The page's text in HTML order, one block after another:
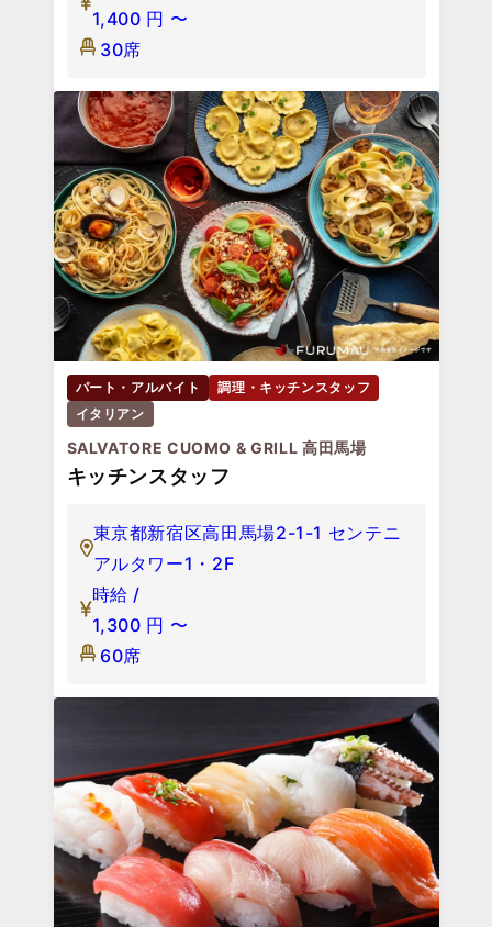
1,400 円 〜
30席
パート・アルバイト
調理・キッチンスタッフ
イタリアン
SALVATORE CUOMO & GRILL 高田馬場
キッチンスタッフ
東京都新宿区高田馬場2-1-1 センテニ
アルタワー1・2F
時給 /
1,300 円 〜
60席